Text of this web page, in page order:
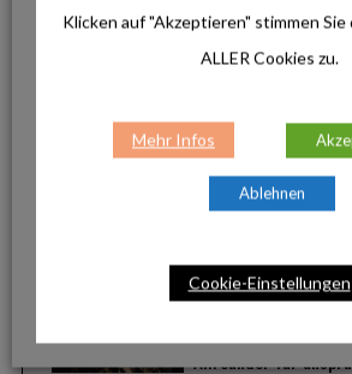
unterwegs
Reise & Inspiration
Pfronten im Allgäu:
Gipfelglück,
genussvollen
La Sportiva Ultra
Allrounder für
Klicken auf "Akzeptieren" stimmen
ALLER Cookies zu.
Mehr Infos
Ablehnen
Cookie-Einstellungen